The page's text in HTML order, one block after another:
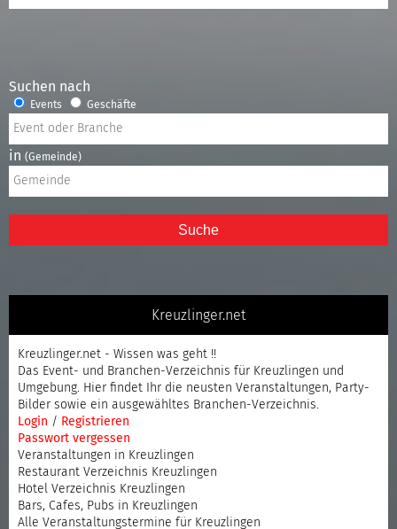
Suchen nach
Events Geschäfte
in (Gemeinde)
Suche
Kreuzlinger.net
Kreuzlinger.net - Wissen was geht !!
Das Event- und Branchen-Verzeichnis für Kreuzlingen und
Umgebung. Hier findet Ihr die neusten Veranstaltungen, Party-
Bilder sowie ein ausgewähltes Branchen-Verzeichnis.
Login / Registrieren
Passwort vergessen
Veranstaltungen in Kreuzlingen
Restaurant Verzeichnis Kreuzlingen
Hotel Verzeichnis Kreuzlingen
Bars, Cafes, Pubs in Kreuzlingen
Alle Veranstaltungstermine für Kreuzlingen